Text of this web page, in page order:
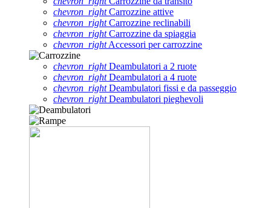
chevron_rightCarrozzine attive
chevron_rightCarrozzine reclinabili
chevron_rightCarrozzine da spiaggia
chevron_rightAccessori per carrozzine
chevron_rightDeambulatori a 2 ruote
chevron_rightDeambulatori a 4 ruote
chevron_rightDeambulatori fissi e da passeggio
chevron_rightDeambulatori pieghevoli